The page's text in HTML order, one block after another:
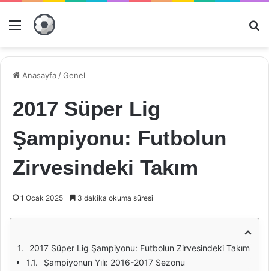
Menü
Anasayfa /Genel
2017 Süper Lig
Şampiyonu: Futbolun
Zirvesindeki Takım
1 Ocak 2025 3 dakika okuma süresi
2017 Süper Lig Şampiyonu: Futbolun Zirvesindeki Takım
Şampiyonun Yılı: 2016-2017 Sezonu